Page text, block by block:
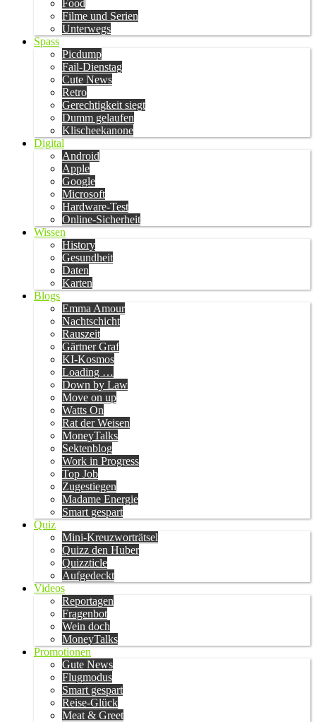
Food
Filme und Serien
Unterwegs
Spass
Picdump
Fail-Dienstag
Cute News
Retro
Gerechtigkeit siegt
Dumm gelaufen
Klischeekanone
Digital
Android
Apple
Google
Microsoft
Hardware-Test
Online-Sicherheit
Wissen
History
Gesundheit
Daten
Karten
Blogs
Emma Amour
Nachtschicht
Rauszeit
Gärtner Graf
KI-Kosmos
Loading …
Down by Law
Move on up
Watts On
Rat der Weisen
MoneyTalks
Sektenblog
Work in Progress
Top Job
Zugestiegen
Madame Energie
Smart gespart
Quiz
Mini-Kreuzworträtsel
Quizz den Huber
Quizzticle
Aufgedeckt
Videos
Reportagen
Fragenbot
Wein doch
MoneyTalks
Promotionen
Gute News
Flugmodus
Smart gespart
Reise-Glück
Meat & Greet